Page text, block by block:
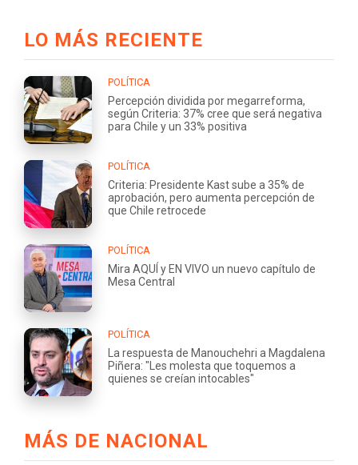
LO MÁS RECIENTE
POLÍTICA
Percepción dividida por megarreforma,
según Criteria: 37% cree que será negativa
para Chile y un 33% positiva
POLÍTICA
Criteria: Presidente Kast sube a 35% de
aprobación, pero aumenta percepción de
que Chile retrocede
POLÍTICA
Mira AQUÍ y EN VIVO un nuevo capítulo de
Mesa Central
POLÍTICA
La respuesta de Manouchehri a Magdalena
Piñera: "Les molesta que toquemos a
quienes se creían intocables"
MÁS DE NACIONAL